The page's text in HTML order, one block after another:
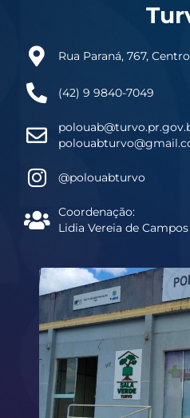
Rua Paraná, 767,
(42) 9 9840-7049
@polouabturvo
Coordenação:
Lidia Vereia de